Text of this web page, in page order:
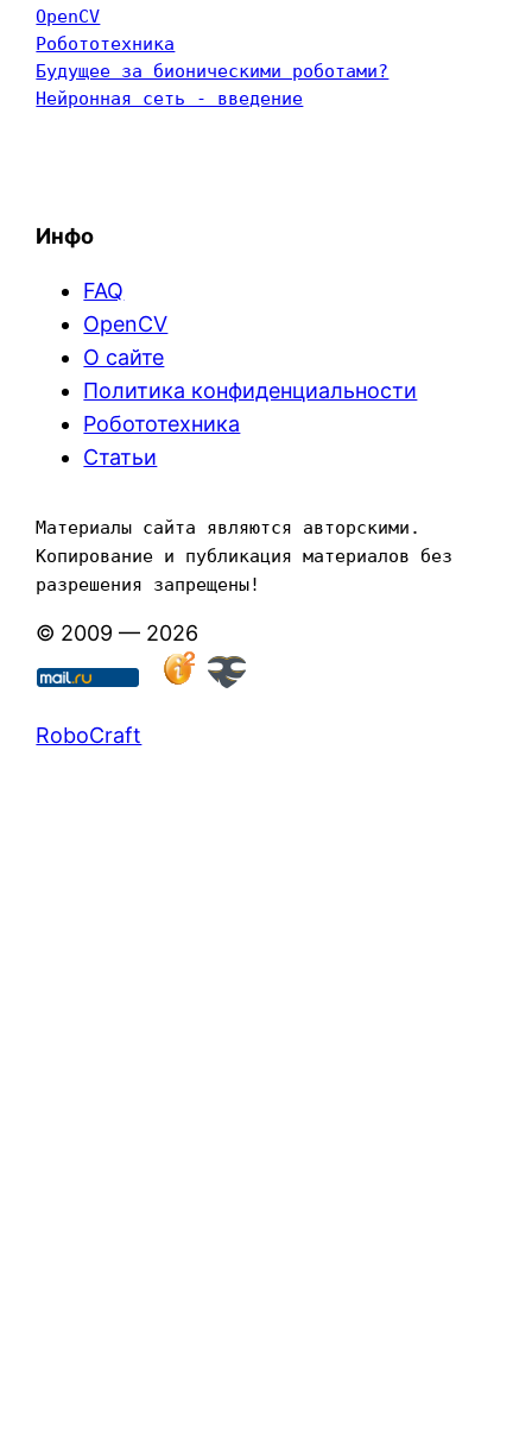
OpenCV
Робототехника
Будущее за бионическими роботами?
Нейронная сеть - введение
Инфо
FAQ
OpenCV
О сайте
Политика конфиденциальности
Робототехника
Статьи
Материалы сайта являются авторскими.
Копирование и публикация материалов без
разрешения запрещены!
© 2009 — 2026
RoboCraft